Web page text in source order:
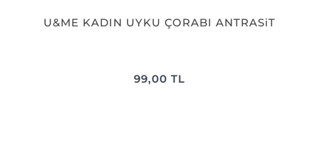
U&ME KADIN UYKU ÇORABI ANTRASiT
99,00 TL